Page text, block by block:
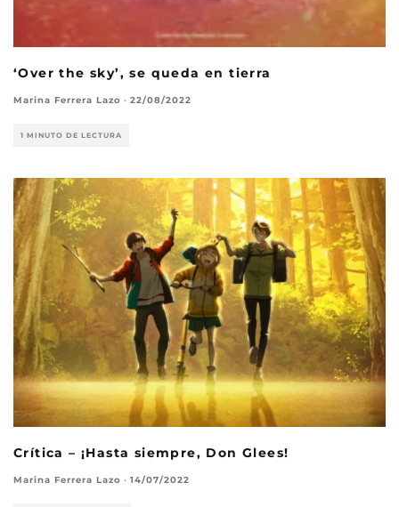
‘Over the sky’, se queda en tierra
Marina Ferrera Lazo · 22/08/2022
1 MINUTO DE LECTURA
Crítica – ¡Hasta siempre, Don Glees!
Marina Ferrera Lazo · 14/07/2022